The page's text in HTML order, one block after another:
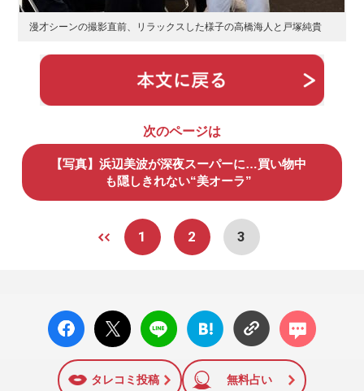
漫才シーンの撮影直前、リラックスした様子の高橋海人と戸塚純貴
次のページは
【写真】浜辺美波が深夜スーパーに…買い物中
も隠しきれない“美オーラ”
1 2 3
facebo
ok い
X ポス
ト
LINE
はてな
ブック
に追加
コメン
ト
タレコミ投稿 無料占い